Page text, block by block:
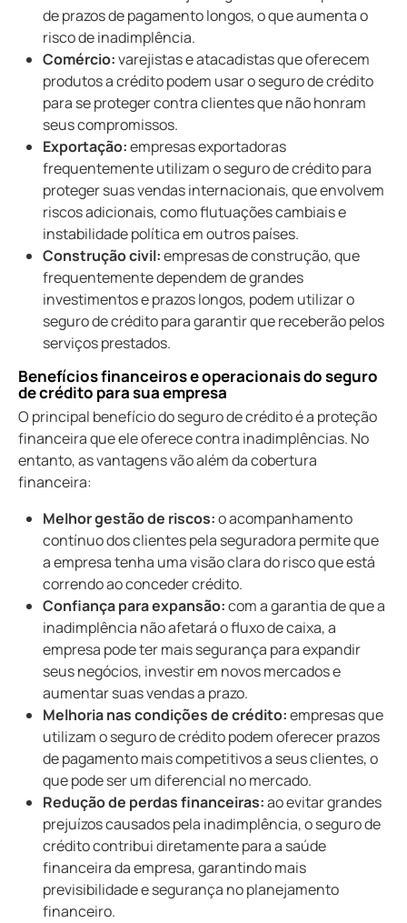
de prazos de pagamento longos, o que aumenta o
risco de inadimplência.
Comércio:varejistas e atacadistas que oferecem
produtos a crédito podem usar o seguro de crédito
para se proteger contra clientes que não honram
seus compromissos.
Exportação:empresas exportadoras
frequentemente utilizam o seguro de crédito para
proteger suas vendas internacionais, que envolvem
riscos adicionais, como flutuações cambiais e
instabilidade política em outros países.
Construção civil:empresas de construção, que
frequentemente dependem de grandes
investimentos e prazos longos, podem utilizar o
seguro de crédito para garantir que receberão pelos
serviços prestados.
benefícios financeiros e operacionais do seguro
de crédito para sua empresa
O principal benefício do seguro de crédito é a proteção
financeira que ele oferece contra inadimplências. No
entanto, as vantagens vão além da cobertura
financeira:
Melhor gestão de riscos:o acompanhamento
contínuo dos clientes pela seguradora permite que
a empresa tenha uma visão clara do risco que está
correndo ao conceder crédito.
Confiança para expansão:com a garantia de que a
inadimplência não afetará o fluxo de caixa, a
empresa pode ter mais segurança para expandir
seus negócios, investir em novos mercados e
aumentar suas vendas a prazo.
Melhoria nas condições de crédito:empresas que
utilizam o seguro de crédito podem oferecer prazos
de pagamento mais competitivos a seus clientes, o
que pode ser um diferencial no mercado.
Redução de perdas financeiras:ao evitar grandes
prejuízos causados pela inadimplência, o seguro de
crédito contribui diretamente para a saúde
financeira da empresa, garantindo mais
previsibilidade e segurança no planejamento
financeiro.